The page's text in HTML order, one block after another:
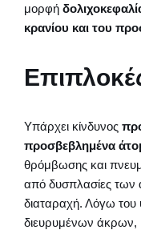
μορφή
κρανίου και του
Υπάρχει κίνδυνος
προσβεβλημένα
θρόμβωσης και
από δυσπλασίες των
διαταραχή. Λόγω του
διευρυμένων άκρων,